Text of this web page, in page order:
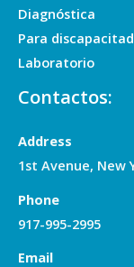
Diagnóstica
Para
Laboratorio
Contactos:
Address
1st Avenue, New
Phone
917-995-2995
Email